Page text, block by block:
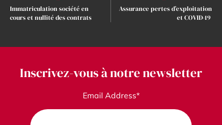
Immatriculation société en
cours et nullité des contrats
Assurance pertes d’exploitation
et COVID-19
Inscrivez-vous à notre newsletter
Email Address*